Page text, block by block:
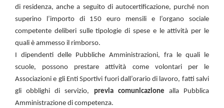
di residenza, anche a seguito di autocertificazione, purché non
superino l’importo di 150 euro mensili e l’organo sociale
competente deliberi sulle tipologie di spese e le attività per le
quali è ammesso il rimborso.
I dipendenti delle Pubbliche Amministrazioni, fra le quali le
scuole, possono prestare attività come volontari per le
Associazioni e gli Enti Sportivi fuori dall’orario di lavoro, fatti salvi
gli obblighi di servizio, previa comunicazione
alla Pubblica
Amministrazione di competenza.